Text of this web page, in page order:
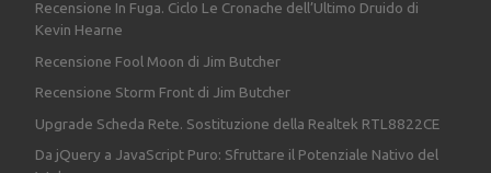
Recensione In Fuga. Ciclo Le Cronache dell’Ultimo Druido di
Kevin Hearne
Recensione Fool Moon di Jim Butcher
Recensione Storm Front di Jim Butcher
Upgrade Scheda Rete. Sostituzione della Realtek RTL8822CE
Da jQuery a JavaScript Puro: Sfruttare il Potenziale Nativo del